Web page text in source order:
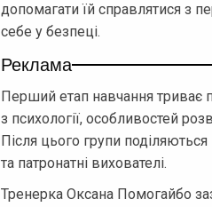
допомагати їй справлятися з
себе у безпеці.
Реклама
Перший етап навчання триває
з психології, особливостей
Після цього групи
та патронатні вихователі.
Тренерка Оксана Помогайбо